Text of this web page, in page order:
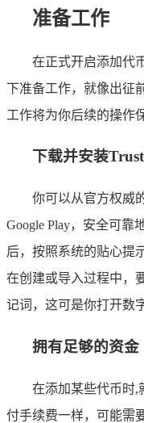
准备工作
在正式开启添加代
下准备工作，就像出征
工作将为你后续的操作
下载并安装
你可以从官方权威
Google Play，安全可靠
后，按照系统的贴心提
在创建或导入过程中，
记词，这可是你打开数
拥有足够的资金
在添加某些代币时,
付手续费一样，可能需